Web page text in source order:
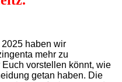
haben wir
mehr zu
vorstellen könnt, wie
getan haben. Die